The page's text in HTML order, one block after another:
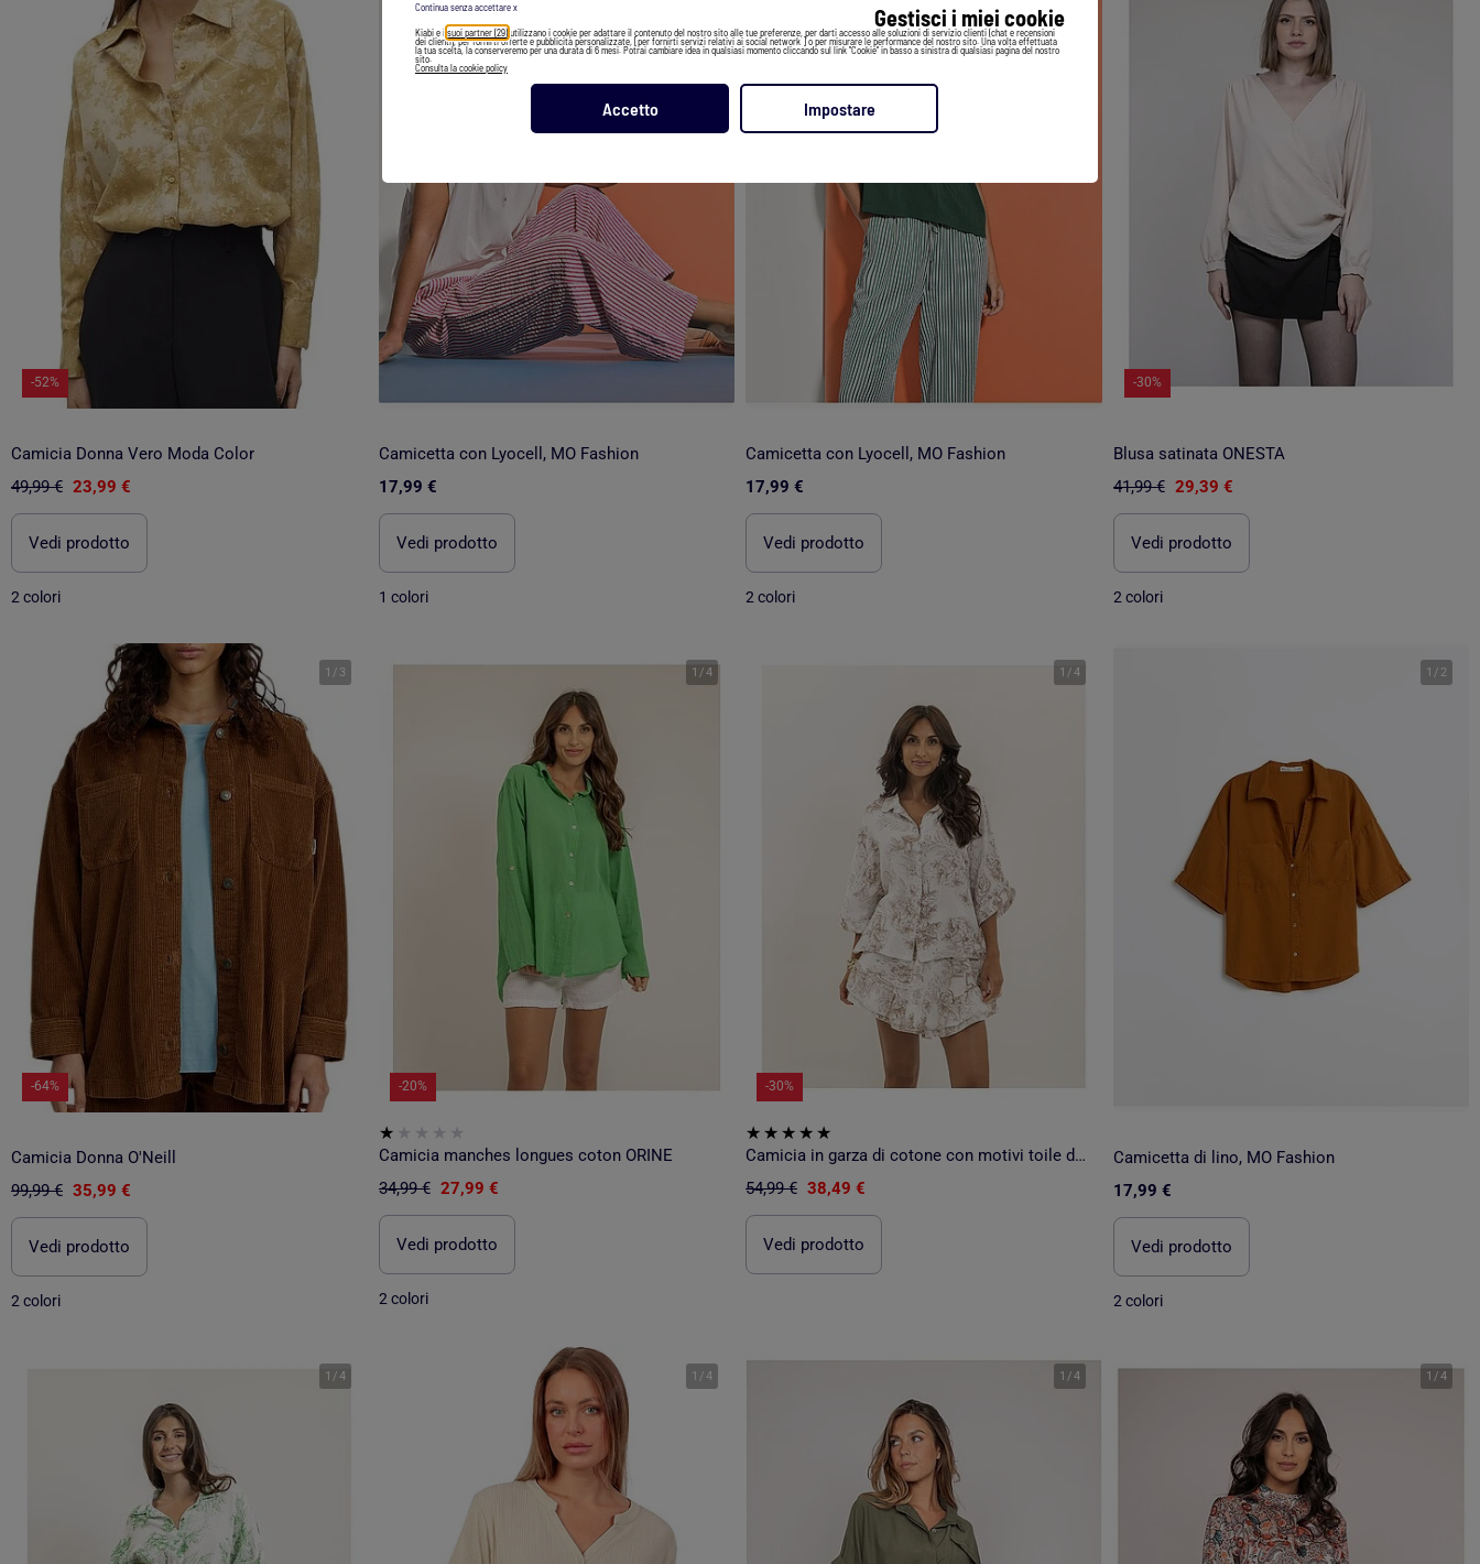
Gestisci i miei cookie
Kiabi e i suoi partner (29) utilizzano i cookie per adattare il contenuto del nostro sito alle tue preferenze, per darti accesso alle soluzioni di servizio clienti (chat e recensioni
dei clienti), per fornirti offerte e pubblicità personalizzate, [per fornirti servizi relativi ai social network ] o per misurare le performance del nostro sito. Una volta effettuata
la tua scelta, la conserveremo per una durata di 6 mesi. Potrai cambiare idea in qualsiasi momento cliccando sul link "Cookie" in basso a sinistra di qualsiasi pagina del nostro
sito.
Consulta la cookie policy
Accetto Impostare
Continua senza accettare x
-52%
Camicia Donna Vero Moda Color
49,99 € 23,99 €
Vedi prodotto
2 colori
Camicetta con Lyocell, MO Fashion
17,99 €
Vedi prodotto
1 colori
Camicetta con Lyocell, MO Fashion
17,99 €
Vedi prodotto
2 colori
-30%
Blusa satinata ONESTA
41,99 € 29,39 €
Vedi prodotto
2 colori
1 / 3
-64%
Camicia Donna O'Neill
99,99 € 35,99 €
Vedi prodotto
2 colori
1 /4
-20%
Camicia manches longues coton ORINE
34,99 € 27,99 €
Vedi prodotto
2 colori
1 /4
-30%
Camicia in garza di cotone con motivi toile de jouy OLEA
54,99 € 38,49 €
Vedi prodotto
1 / 2
Camicetta di lino, MO Fashion
17,99 €
Vedi prodotto
2 colori
1 /4 1 /4 1 /4 1 /4